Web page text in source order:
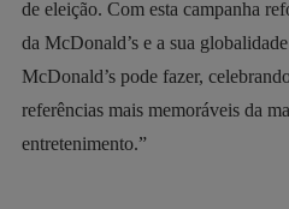
de eleição. Com esta campanha
da McDonald’s e a sua
McDonald’s pode fazer,
referências mais memoráveis da
entretenimento.”